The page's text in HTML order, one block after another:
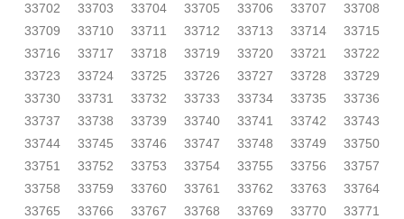
33702 33703 33704 33705 33706 33707
33708
33709
33710 33711 33712 33713 33714
33715
33716
33717 33718 33719 33720 33721
33722
33723
33724 33725 33726 33727 33728
33729
33730
33731 33732 33733 33734 33735
33736
33737
33738 33739 33740 33741 33742
33743
33744
33745 33746 33747 33748 33749
33750
33751
33752 33753 33754 33755 33756
33757
33758
33759 33760 33761 33762 33763
33764
33765
33766 33767 33768 33769 33770
33771